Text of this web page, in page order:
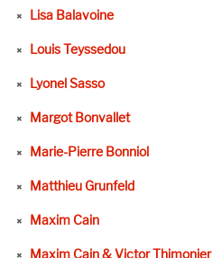
Lisa Balavoine
Louis Teyssedou
Lyonel Sasso
Margot Bonvallet
Marie-Pierre Bonniol
Matthieu Grunfeld
Maxim Cain
Maxim Cain & Victor Thimonier